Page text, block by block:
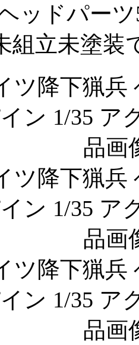
ッドパー
組立未塗装